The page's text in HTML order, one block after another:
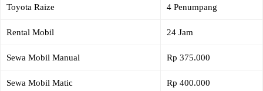
Toyota Raize 4 Penumpang
Rental Mobil 24 Jam
Sewa Mobil Manual Rp 375.000
Sewa Mobil Matic Rp 400.000